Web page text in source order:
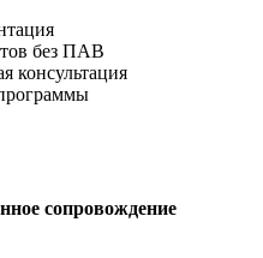
без ПАВ
консультация
сопровождение